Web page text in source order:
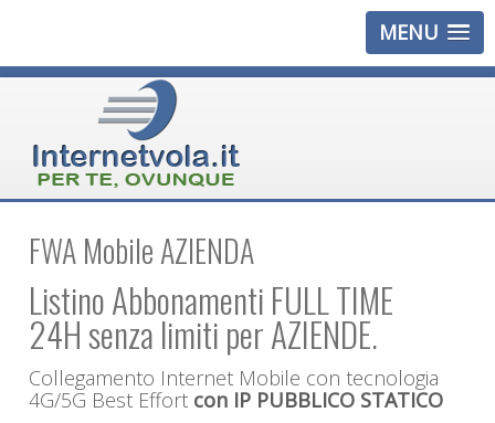
MENU
FWA Mobile AZIENDA
Listino Abbonamenti FULL TIME
24H senza limiti per AZIENDE.
Collegamento Internet Mobile con tecnologia
4G/5G Best Effort con IP PUBBLICO STATICO